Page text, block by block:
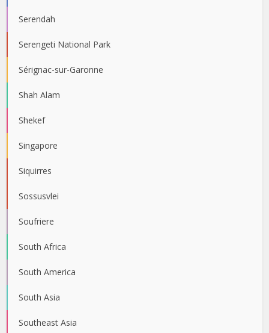
Serendah
Serengeti National Park
Sérignac-sur-Garonne
Shah Alam
Shekef
Singapore
Siquirres
Sossusvlei
Soufriere
South Africa
South America
South Asia
Southeast Asia